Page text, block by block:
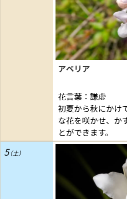
アベリア
花言葉：謙虚
初夏から秋にかけ
な花を咲かせ、か
とができます。
5